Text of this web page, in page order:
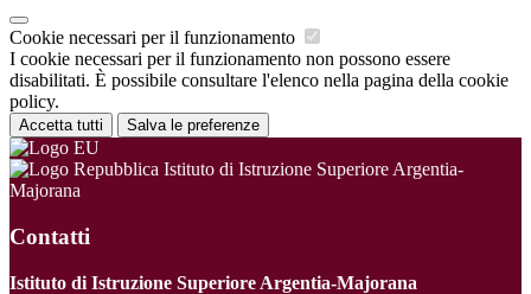
Cookie necessari per il funzionamento
I cookie necessari per il funzionamento non possono essere
disabilitati. È possibile consultare l'elenco nella pagina della cookie
policy.
Accetta tutti Salva le preferenze
Istituto di Istruzione Superiore Argentia-
Majorana
Contatti
Istituto di Istruzione Superiore Argentia-Majorana